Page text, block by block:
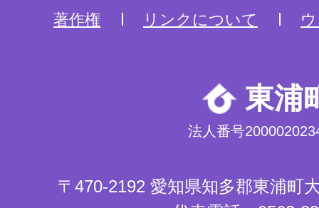
著作権 リンクについて
東浦
法人番号
〒470-2192 愛知県知多郡東浦町